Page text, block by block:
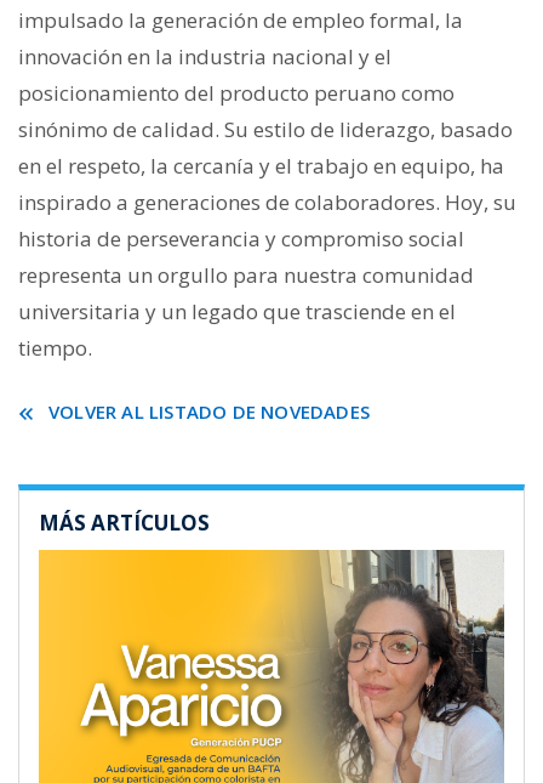
impulsado la generación de empleo formal, la
innovación en la industria nacional y el
posicionamiento del producto peruano como
sinónimo de calidad. Su estilo de liderazgo, basado
en el respeto, la cercanía y el trabajo en equipo, ha
inspirado a generaciones de colaboradores. Hoy, su
historia de perseverancia y compromiso social
representa un orgullo para nuestra comunidad
universitaria y un legado que trasciende en el
tiempo.
VOLVER AL LISTADO DE NOVEDADES
MÁS ARTÍCULOS